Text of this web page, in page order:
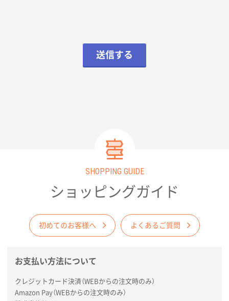
送信する
SHOPPING GUIDE
ショッピングガイド
初めてのお客様へ よくあるご質問
お支払い方法について
クレジットカード決済（WEBからの注文時のみ）
Amazon Pay（WEBからの注文時のみ）